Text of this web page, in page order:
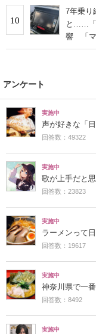
10
7年乗り
と……「
響 「マ
アンケート
実施中
声が好きな「
回答数：49322
実施中
歌が上手だと
回答数：23823
実施中
ラーメンって
回答数：19617
実施中
神奈川県で一
回答数：8492
実施中